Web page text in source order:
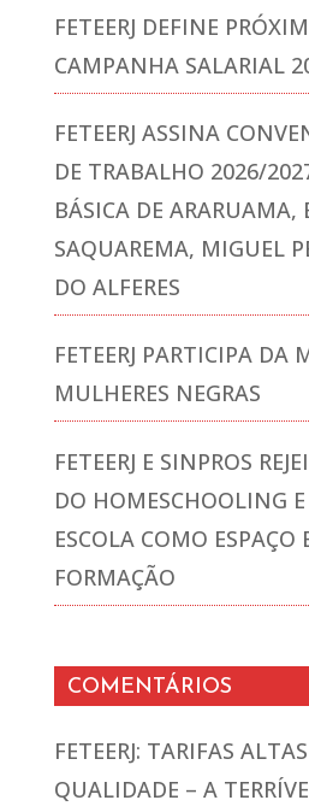
FETEERJ DEFINE
CAMPANHA SALARIAL
FETEERJ ASSINA
DE TRABALHO 2026/
BÁSICA DE ARARUAMA,
SAQUAREMA, MIGUEL
DO ALFERES
FETEERJ PARTICIPA DA
MULHERES NEGRAS
FETEERJ E SINPROS
DO HOMESCHOOLING
ESCOLA COMO ESPAÇO
FORMAÇÃO
COMENTÁRIOS
FETEERJ: TARIFAS
QUALIDADE – A